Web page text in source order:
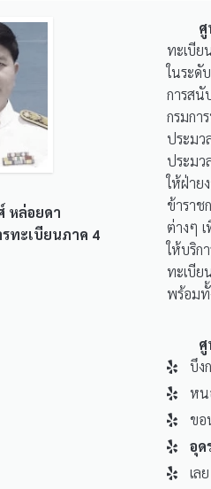
หล่อยดา
ทะเบียนภาค 4
ศู
ทะเบีย
ในระดั
การสนั
กรมก
ประมว
ประมว
ให้ฝ่าย
ข้าราช
ต่างๆ
ให้บริก
ทะเบีย
พร้อมทั้
ศู
บึง
หน
ขอ
อุด
เลย